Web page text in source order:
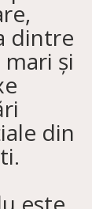
dintre
și
din